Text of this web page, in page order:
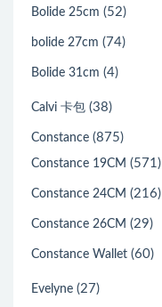
Bolide 25cm (52)
bolide 27cm (74)
Bolide 31cm (4)
Calvi 卡包 (38)
Constance (875)
Constance 19CM (571)
Constance 24CM (216)
Constance 26CM (29)
Constance Wallet (60)
Evelyne (27)